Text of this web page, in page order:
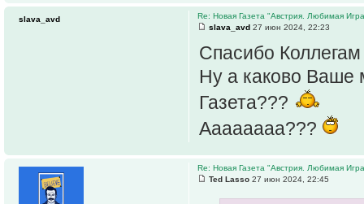
Re: Новая Газета "Австрия. Любимая
slava_avd 27 июн 2024, 22:23
Спасибо
Ну а каково
Газета???
Аааааааа???
slava_avd
Re: Новая Газета "Австрия. Любимая
Ted Lasso 27 июн 2024, 22:45